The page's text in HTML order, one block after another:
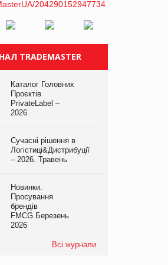
TRADEMASTER
Каталог Головних
Проєктів
PrivateLabel –
2026
Сучасні рішення в
Логістиці&Дистрибуції
– 2026. Травень
Новинки.
Просування
брендів
FMCG.Березень
2026
Всі журнали